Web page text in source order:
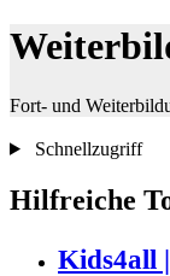
Fort- und
Schnellzugriff
Hilfreiche
Kids4all